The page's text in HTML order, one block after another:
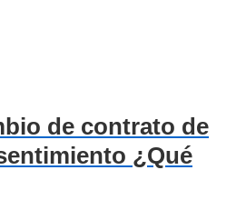
de contrato de
¿Qué